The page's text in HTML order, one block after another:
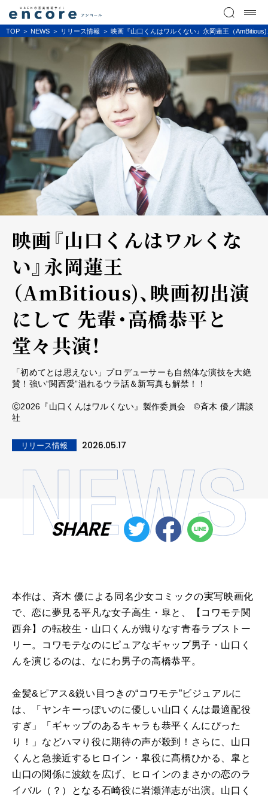
TOP NEWS リリース情報 映画『山口くんはワルくない』永岡蓮王（
映画『山口くんはワルくな
い』永岡蓮王
（AmBitious)、映画初出演
にして 先輩・高橋恭平と
堂々共演！
「初めてとは思えない」プロデューサーも自然体な演技を大絶
賛！強い“関西愛”溢れるウラ話＆新写真も解禁！！
Ⓒ2026『山口くんはワルくない』製作委員会 ©斉木 優／講談
社
リリース情報 2026.05.17
SHARE
本作は、斉木 優による同名少女コミックの実写映画化
で、恋に夢見る平凡な女子高生・皐と、【コワモテ関
西弁】の転校生・山口くんが織りなす青春ラブストー
リー。コワモテなのにピュアなギャップ男子・山口く
んを演じるのは、なにわ男子の高橋恭平。
金髪&ピアス&鋭い目つきの“コワモテ”ビジュアルに
は、「ヤンキーっぽいのに優しい山口くんは最適配役
すぎ」「ギャップのあるキャラも恭平くんにぴった
り！」などハマり役に期待の声が殺到！さらに、山口
くんと急接近するヒロイン・皐役に髙橋ひかる、皐と
山口の関係に波紋を広げ、ヒロインのまさかの恋のラ
イバル（？）となる石崎役に岩瀬洋志が出演。山口く